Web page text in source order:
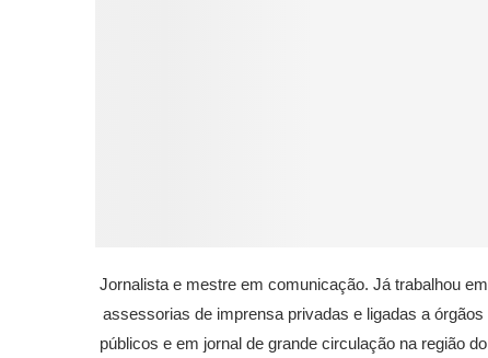
Jornalista e mestre em comunicação. Já trabalhou em
assessorias de imprensa privadas e ligadas a órgãos
públicos e em jornal de grande circulação na região do